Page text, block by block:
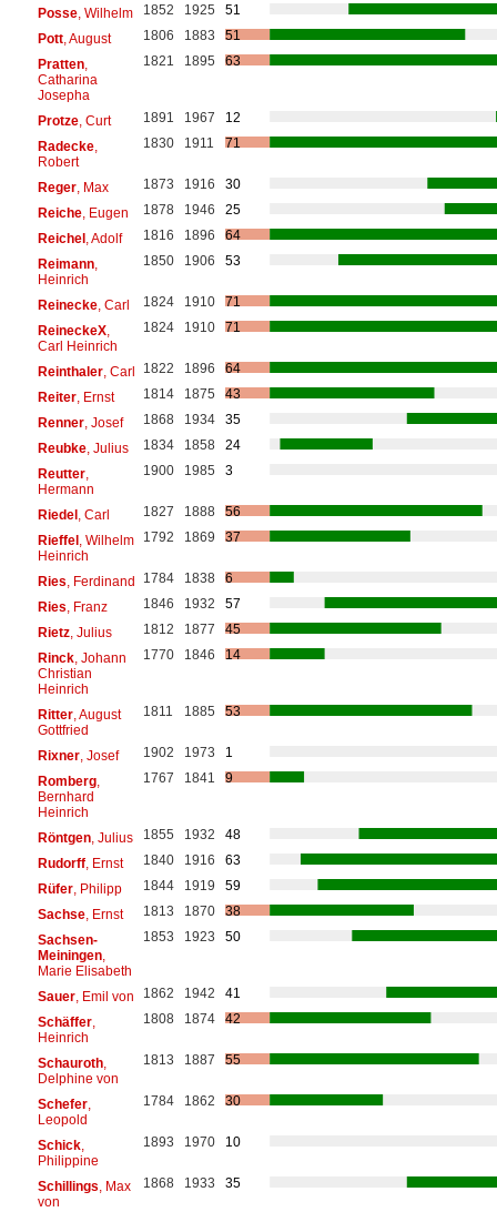
Posse, Wilhelm 1852 1925
51
Pott, August 1806 1883
51
Pratten,
Catharina
Josepha
1821 1895 63
Protze, Curt 1891 1967
12
Radecke,
Robert
1830 1911 71
Reger, Max 1873 1916
30
Reiche, Eugen 1878 1946
25
Reichel, Adolf 1816 1896
64
Reimann,
Heinrich
1850 1906 53
Reinecke, Carl 1824 1910
71
ReineckeX,
Carl Heinrich
1824 1910 71
Reinthaler, Carl 1822 1896
64
Reiter, Ernst 1814 1875
43
Renner, Josef 1868 1934
35
Reubke, Julius 1834 1858
24
Reutter,
Hermann
1900 1985 3
Riedel, Carl 1827 1888
56
Rieffel, Wilhelm
Heinrich
1792 1869 37
Ries , Ferdinand 1784 1838
6
Ries , Franz 1846 1932
57
Rietz, Julius 1812 1877
45
Rinck, Johann
Christian
Heinrich
1770 1846 14
Ritter, August
Gottfried
1811 1885 53
Rixner, Josef 1902 1973
1
Romberg,
Bernhard
Heinrich
1767 1841 9
Röntgen, Julius 1855 1932
48
Rudorff, Ernst 1840 1916
63
Rüfer, Philipp 1844 1919
59
Sachse, Ernst 1813 1870
38
Sachsen-
Meiningen,
Marie Elisabeth
1853 1923 50
Sauer, Emil von 1862 1942
41
Schäffer,
Heinrich
1808 1874 42
Schauroth,
Delphine von
1813 1887 55
Schefer,
Leopold
1784 1862 30
Schick,
Philippine
1893 1970 10
Schillings , Max
von
1868 1933 35